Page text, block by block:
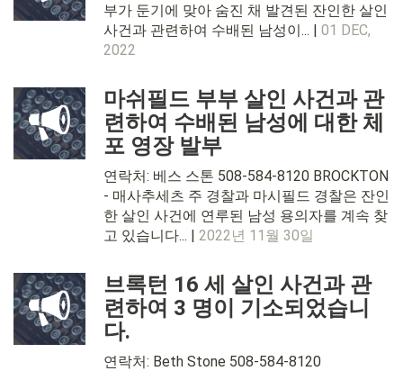
부가 둔기에 맞아 숨진 채 발견된 잔인한 살인
사건과 관련하여 수배된 남성이... | 01 DEC,
2022
마쉬필드 부부 살인 사건과 관
련하여 수배된 남성에 대한 체
포 영장 발부
연락처: 베스 스톤 508-584-8120 BROCKTON
- 매사추세츠 주 경찰과 마시필드 경찰은 잔인
한 살인 사건에 연루된 남성 용의자를 계속 찾
고 있습니다... | 2022년 11월 30일
브록턴 16 세 살인 사건과 관
련하여 3 명이 기소되었습니
다.
연락처: Beth Stone 508-584-8120